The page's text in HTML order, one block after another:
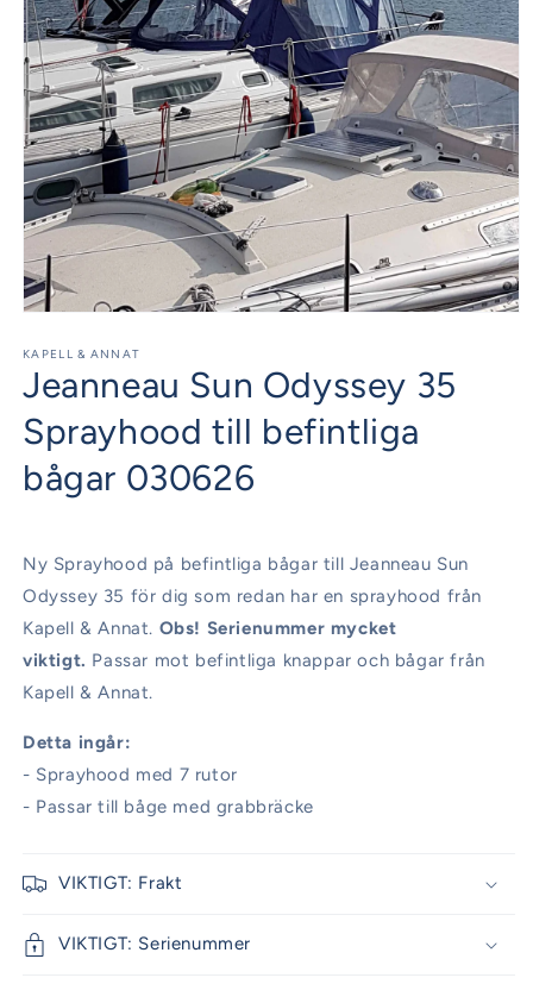
1
modalfönster
KAPELL & ANNAT
Jeanneau Sun Odyssey 35
Sprayhood till befintliga
bågar 030626
Ny Sprayhood på befintliga bågar till Jeanneau Sun
Odyssey 35 för dig som redan har en sprayhood från
Kapell & Annat. Obs! Serienummer mycket
viktigt. Passar mot befintliga knappar och bågar från
Kapell & Annat.
Detta ingår:
- Sprayhood med 7 rutor
- Passar till båge med grabbräcke
VIKTIGT: Frakt
VIKTIGT: Serienummer